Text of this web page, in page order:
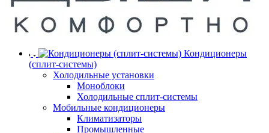
Кондиционеры
(сплит-системы)
Холодильные установки
Моноблоки
Холодильные сплит-системы
Мобильные кондиционеры
Климатизаторы
Промышленные